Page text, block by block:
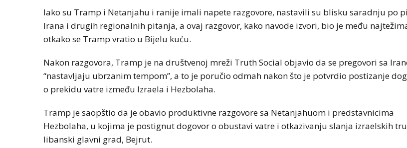
Iako su Tramp i Netanjahu i ranije imali napete razgovore, nastavili su blisku saradnju po
Irana i drugih regionalnih pitanja, a ovaj razgovor, kako navode izvori, bio je među
otkako se Tramp vratio u Bijelu kuću.
Nakon razgovora, Tramp je na društvenoj mreži Truth Social objavio da se pregovori sa
“nastavljaju ubrzanim tempom”, a to je poručio odmah nakon što je potvrdio postizanje
o prekidu vatre između Izraela i Hezbolaha.
Tramp je saopštio da je obavio produktivne razgovore sa Netanjahuom i predstavnicima
Hezbolaha, u kojima je postignut dogovor o obustavi vatre i otkazivanju slanja izraelskih
libanski glavni grad, Bejrut.